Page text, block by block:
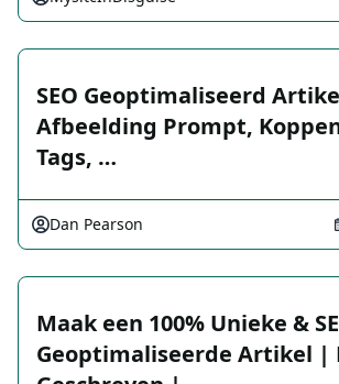
SEO Geoptimaliseerd
Afbeelding Prompt,
Tags, …
Dan Pearson
Maak een 100% Unieke &
Geoptimaliseerde Artikel |